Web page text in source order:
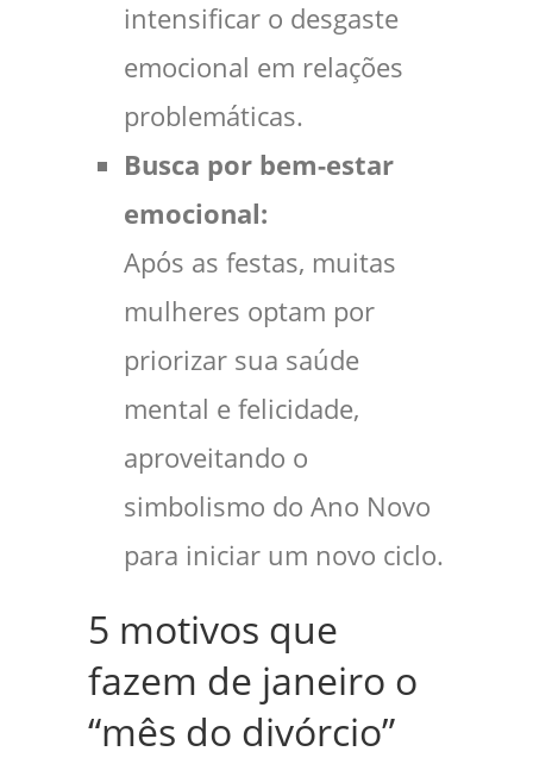
intensificar o desgaste
emocional em relações
problemáticas.
Busca por bem-estar
emocional:
Após as festas, muitas
mulheres optam por
priorizar sua saúde
mental e felicidade,
aproveitando o
simbolismo do Ano Novo
para iniciar um novo ciclo.
5 motivos que
fazem de janeiro o
“mês do divórcio”